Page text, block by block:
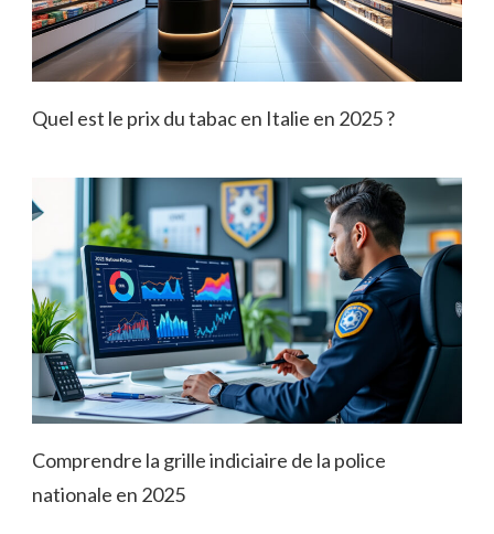
Quel est le prix du tabac en Italie en 2025 ?
Comprendre la grille indiciaire de la police
nationale en 2025